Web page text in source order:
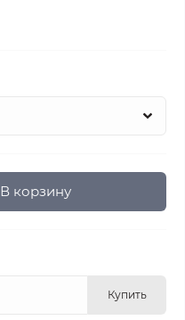
В корзину
Купить